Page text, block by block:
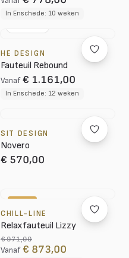
In Enschede: 10 weken
HE DESIGN
Fauteuil Rebound
Vanaf € 1.161,00
In Enschede: 12 weken
SIT DESIGN
Novero
€ 570,00
CHILL-LINE
Relaxfauteuil Lizzy
€ 971,00
Vanaf € 873,00